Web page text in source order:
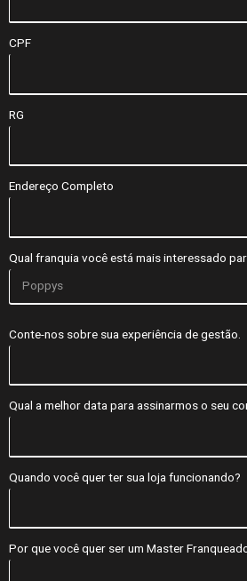
CPF
RG
Endereço Completo
Qual franquia você está mais interessado
Conte-nos sobre sua experiência de gestão.
Qual a melhor data para assinarmos o seu
Quando você quer ter sua loja funcionando?
Por que você quer ser um Master